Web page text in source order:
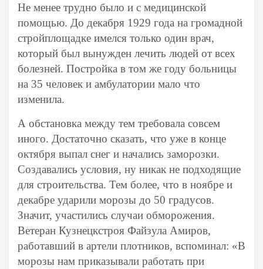
Не менее трудно было и с медицинской
помощью. До декабря 1929 года на громадной
стройплощадке имелся только один врач,
который был вынужден лечить людей от всех
болезней. Постройка в том же году больницы
на 35 человек и амбулатории мало что
изменила.
А обстановка между тем требовала совсем
иного. Достаточно сказать, что уже в конце
октября выпал снег и начались заморозки.
Создавались условия, ну никак не подходящие
для строительства. Тем более, что в ноябре и
декабре ударили морозы до 50 градусов.
Значит, участились случаи обморожения.
Ветеран Кузнецкстроя Файзула Амиров,
работавший в артели плотников, вспоминал: «В
морозы нам приказывали работать при